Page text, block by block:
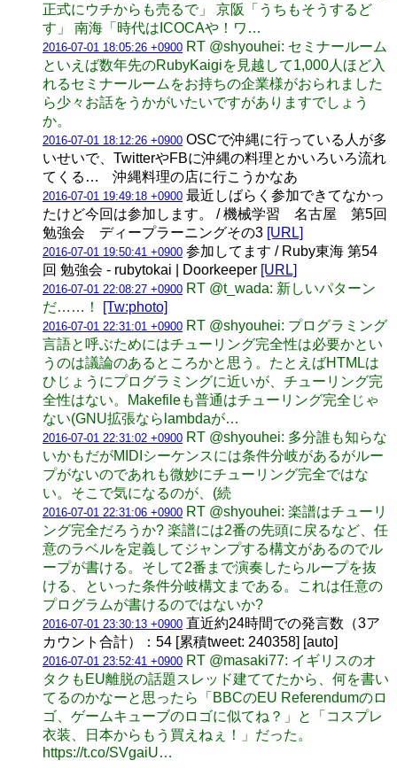
正式にウチからも売るで」 京阪「うちもそうするど
す」 南海「時代はICOCAや！ワ…
2016-07-01 18:05:26 +0900 RT @shyouhei: セミナールーム
といえば数年先のRubyKaigiを見越して1,000人ほど入
れるセミナールームをお持ちの企業様がおられました
ら少々お話をうかがいたいですがありますでしょう
か。
2016-07-01 18:12:26 +0900 OSCで沖縄に行っている人が多
いせいで、TwitterやFBに沖縄の料理とかいろいろ流れ
てくる… 沖縄料理の店に行こうかなあ
2016-07-01 19:49:18 +0900 最近しばらく参加できてなかっ
たけど今回は参加します。 / 機械学習 名古屋 第5回
勉強会 ディープラーニングその3 [URL]
2016-07-01 19:50:41 +0900 参加してます / Ruby東海 第54
回 勉強会 - rubytokai | Doorkeeper [URL]
2016-07-01 22:08:27 +0900 RT @t_wada: 新しいパターン
だ……！
[Tw:photo]
2016-07-01 22:31:01 +0900 RT @shyouhei: プログラミング
言語と呼ぶためにはチューリング完全性は必要かとい
うのは議論のあるところかと思う。たとえばHTMLは
ひじょうにプログラミングに近いが、チューリング完
全性はない。Makefileも普通はチューリング完全じゃ
ない(GNU拡張ならlambdaが…
2016-07-01 22:31:02 +0900 RT @shyouhei: 多分誰も知らな
いかもだがMIDIシーケンスには条件分岐があるがルー
プがないのであれも微妙にチューリング完全ではな
い。そこで気になるのが、(続
2016-07-01 22:31:06 +0900 RT @shyouhei: 楽譜はチューリ
ング完全だろうか? 楽譜には2番の先頭に戻るなど、任
意のラベルを定義してジャンプする構文があるのでル
ープが書ける。そして2番まで演奏したらループを抜
ける、といった条件分岐構文まである。これは任意の
プログラムが書けるのではないか?
2016-07-01 23:30:13 +0900 直近約24時間での発言数（3ア
カウント合計）：54 [累積tweet: 240358] [auto]
2016-07-01 23:52:41 +0900 RT @masaki77: イギリスのオ
タクもEU離脱の話題スレッド建ててたから、何を書い
てるのかなーと思ったら「BBCのEU Referendumのロ
ゴ、ゲームキューブのロゴに似てね？」と「コスプレ
衣装、日本からもう買えねぇ！」だった。
https://t.co/SVgaiU…